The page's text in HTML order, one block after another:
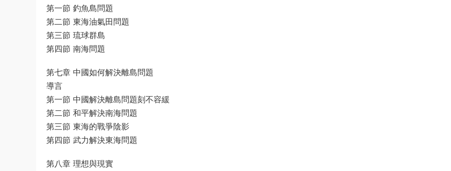
第一節 釣魚島問題
第二節 東海油氣田問題
第三節 琉球群島
第四節 南海問題
第七章 中國如何解決離島問題
導言
第一節 中國解決離島問題刻不容緩
第二節 和平解決南海問題
第三節 東海的戰爭陰影
第四節 武力解決東海問題
第八章 理想與現實